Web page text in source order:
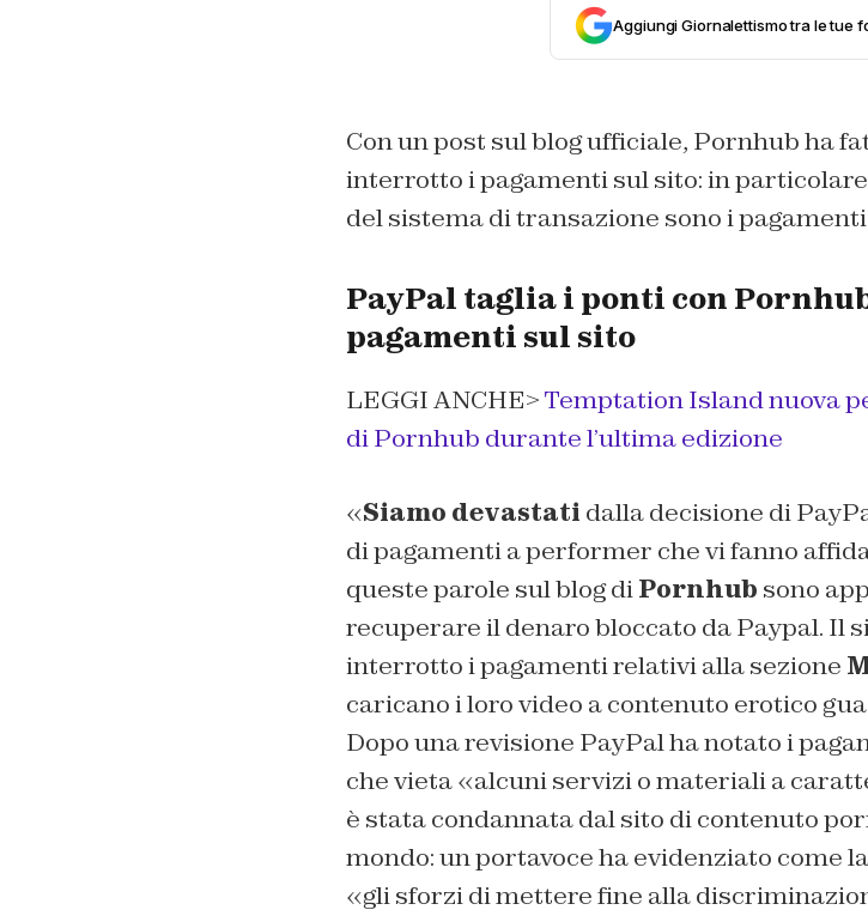
Aggiungi Giornalettismo tra le tue
Con un post sul blog ufficiale, Pornhub ha
interrotto i pagamenti sul sito: in
del sistema di transazione sono i
PayPal taglia i ponti con
pagamenti sul sito
LEGGI ANCHE>Temptation Island nuova
di Pornhub durante l’ultima edizione
«Siamo devastati dalla decisione di
di pagamenti a performer che vi fanno
queste parole sul blog diPornhub sono
recuperare il denaro bloccato da Paypal. Il
interrotto i pagamenti relativi alla sezione
caricano i loro video a contenuto erotico
Dopo una revisione PayPal ha notato i
che vieta «alcuni servizi o materiali a
è stata condannata dal sito di contenuto
mondo: un portavoce ha evidenziato come
«gli sforzi di mettere fine alla